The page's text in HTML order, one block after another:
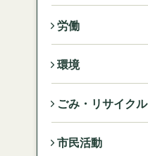
労働
環境
ごみ・リサイクル
市民活動